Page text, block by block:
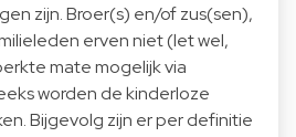
zijn. Broer(s) en/of zus(sen),
erven niet (let wel,
mate mogelijk via
worden de kinderloze
Bijgevolg zijn er per definitie